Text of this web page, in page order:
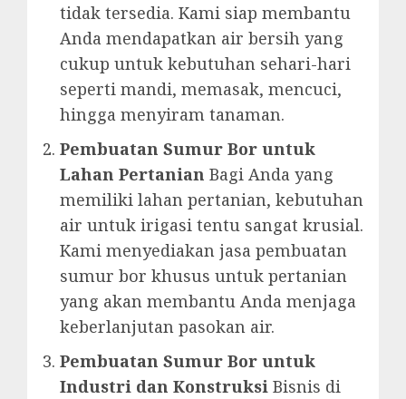
tidak tersedia. Kami siap membantu
Anda mendapatkan air bersih yang
cukup untuk kebutuhan sehari-hari
seperti mandi, memasak, mencuci,
hingga menyiram tanaman.
Pembuatan Sumur Bor untuk
Lahan Pertanian Bagi Anda yang
memiliki lahan pertanian, kebutuhan
air untuk irigasi tentu sangat krusial.
Kami menyediakan jasa pembuatan
sumur bor khusus untuk pertanian
yang akan membantu Anda menjaga
keberlanjutan pasokan air.
Pembuatan Sumur Bor untuk
Industri dan Konstruksi Bisnis di